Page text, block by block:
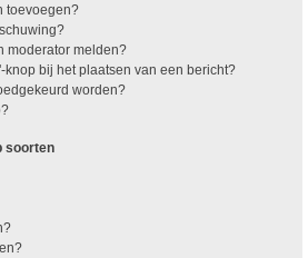
toevoegen?
moderator melden?
bij het plaatsen van een bericht?
worden?
soorten